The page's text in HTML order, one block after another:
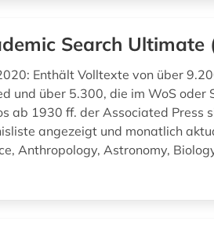
Search Ultimate
Enthält Volltexte von über
und über 5.300, die im WoS oder
ab 1930 ff. der Associated Press
angezeigt und monatlich
Anthropology, Astronomy,